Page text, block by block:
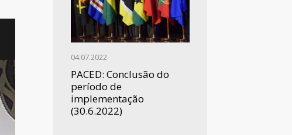
04.07.2022
PACED: Conclusão do
período de
implementação
(30.6.2022)